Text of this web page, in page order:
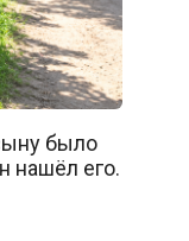
было
нашёл его.